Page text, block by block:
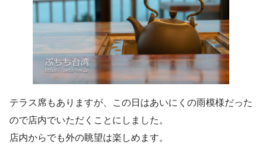
テラス席もありますが、この日はあいにくの雨模様だった
ので店内でいただくことにしました。
店内からでも外の眺望は楽しめます。